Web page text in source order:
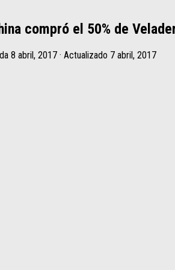
compró el 50% de
8 abril, 2017 · Actualizado 7 abril, 2017